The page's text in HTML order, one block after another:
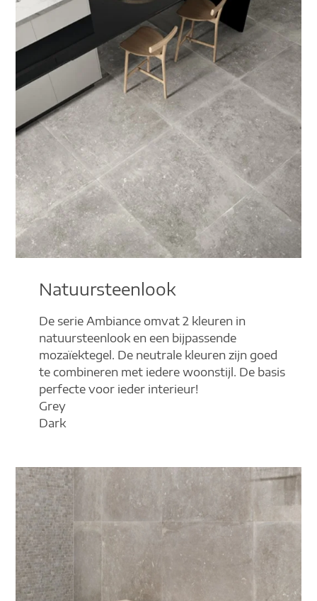
Natuursteenlook
De serie Ambiance omvat 2 kleuren in
natuursteenlook en een bijpassende
mozaïektegel. De neutrale kleuren zijn goed
te combineren met iedere woonstijl. De basis
perfecte voor ieder interieur!
Grey
Dark